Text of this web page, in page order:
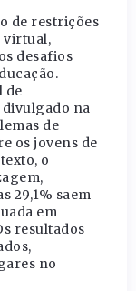
de restrições
virtual,
desafios
de
divulgado na
de
os jovens de
o
29,1% saem
em
resultados
no